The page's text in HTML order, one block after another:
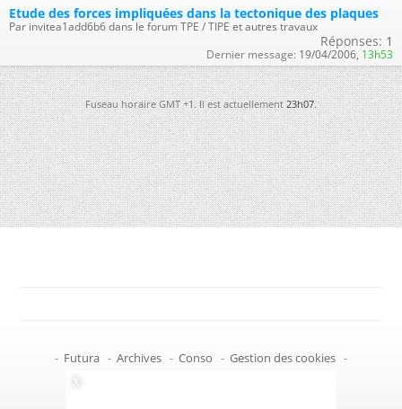
Etude des forces impliquées dans la tectonique des plaques
Par invitea1add6b6 dans le forum TPE / TIPE et autres travaux
Réponses: 1
Dernier message: 19/04/2006, 13h53
Fuseau horaire GMT +1. Il est actuellement23h07.
- Futura - Archives - Conso - Gestion des cookies -